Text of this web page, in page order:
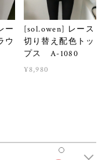
ー
ウ
[sol.owen] レース
切り替え配色トッ
プス A-1080
¥8,980